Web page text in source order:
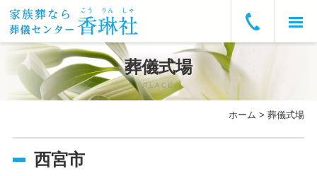
ホーム
お急ぎの方へ
葬儀の流れ
葬儀式場
PLACE
ホーム >葬儀式場
西宮市